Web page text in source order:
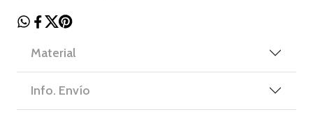
Material
Info. Envío